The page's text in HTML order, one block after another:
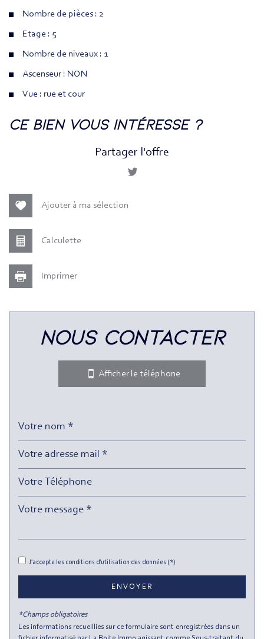
Nombre de pièces : 2
Etage : 5
Nombre de niveaux : 1
Ascenseur : NON
Vue : rue et cour
la ville de paris (75018)
Bar
École maternelle
Enseignement supérieur
Mairie
statistiques
Taxe habitation
ce bien vous intéresse ?
Partager l'offre
Ajouter à ma sélection
Calculette
Imprimer
nous contacter
Afficher le téléphone
J'accepte les conditions d'utilisation des données (*)
ENVOYER
*Champs obligatoires
Les informations recueillies sur ce formulaire sont enregistrées dans un